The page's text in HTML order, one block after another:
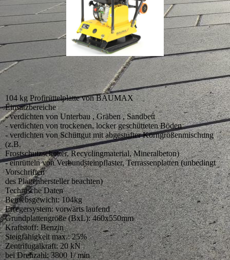
104 kg Profirüttelplatte von BAUMAX
Einsatzbereiche
- verdichten von Unterbau , Gräben , Sandbett
- verdichten von trockenen, locker geschütteten Böden
- verdichten von Schüttgut mit abgestufter Korngrößenmischung
(z.B.
Frostschutzschotter, Recyclingmaterial, Mineralbeton)
- einrütteln von Verbundsteinpflaster, Terrassenplatten (unbedingt
Vorschriften
des Plattenhersteller beachten)
Technische Daten
Betriebsgewicht: 104kg
Erregersystem: vorwärts laufend
Grundplattengröße (BxL): 460x550mm
Kraftstoff: Benzin
Steigfähigkeit max.: 25%
Zentrifugalkraft: 20 kN
bei Drehzahl: 3800 1/ min